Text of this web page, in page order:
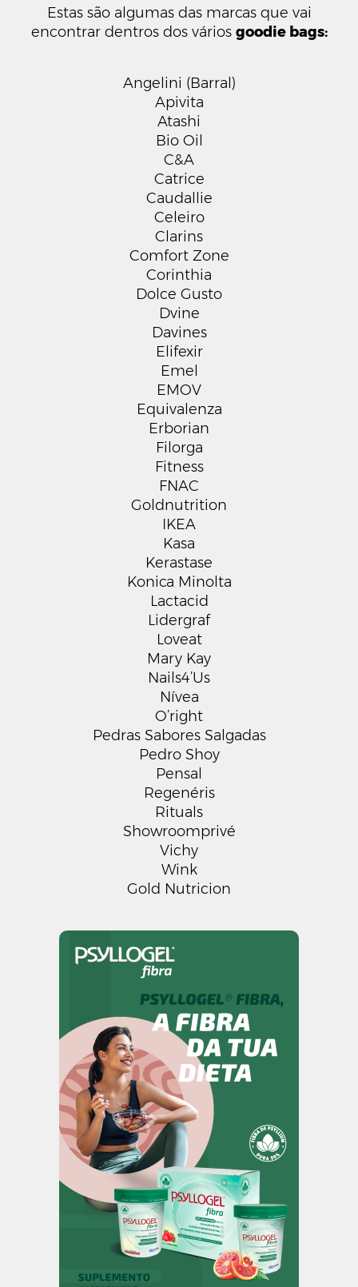
Estas são algumas das marcas que vai
encontrar dentros dos vários goodie bags:
Angelini (Barral)
Apivita
Atashi
Bio Oil
C&A
Catrice
Caudallie
Celeiro
Clarins
Comfort Zone
Corinthia
Dolce Gusto
Dvine
Davines
Elifexir
Emel
EMOV
Equivalenza
Erborian
Filorga
Fitness
FNAC
Goldnutrition
IKEA
Kasa
Kerastase
Konica Minolta
Lactacid
Lidergraf
Loveat
Mary Kay
Nails4’Us
Nívea
O’right
Pedras Sabores Salgadas
Pedro Shoy
Pensal
Regenéris
Rituals
Showroomprivé
Vichy
Wink
Gold Nutricion